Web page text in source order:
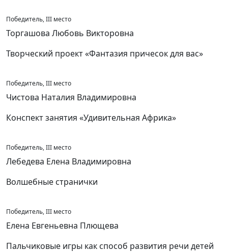
Победитель, III место
Торгашова Любовь Викторовна
Творческий проект «Фантазия причесок для вас»
Победитель, III место
Чистова Наталия Владимировна
Конспект занятия «Удивительная Африка»
Победитель, III место
Лебедева Елена Владимировна
Волшебные странички
Победитель, III место
Елена Евгеньевна Плющева
Пальчиковые игры как способ развития речи детей